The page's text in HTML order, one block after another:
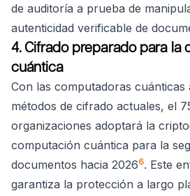
de auditoría a prueba de
autenticidad verificable de
4. Cifrado preparado para la
cuántica
Con las computadoras cuánticas
métodos de cifrado actuales, el
organizaciones adoptará la
computación cuántica para la
documentos hacia 20266. Este
garantiza la protección a largo